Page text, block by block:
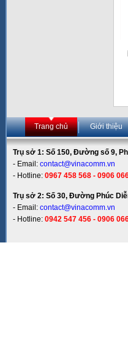
Trang chủ Giới thiệu
Trụ sở 1: Số 150, Đường số 9,
- Email: contact@vinacomm.vn
- Hotline: 0967 458 568 - 0906
Trụ sở 2: Số 30, Đường Phúc
- Email: contact@vinacomm.vn
- Hotline: 0942 547 456 - 0906